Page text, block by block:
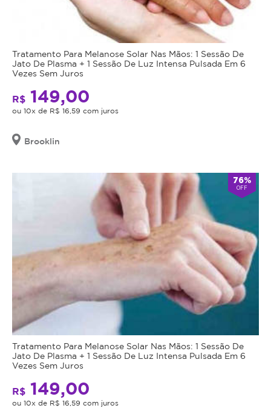
Tratamento Para Melanose Solar Nas Mãos: 1 Sessão De
Jato De Plasma + 1 Sessão De Luz Intensa Pulsada Em 6
Vezes Sem Juros
R$ 149,00
ou 10x de R$ 16,59 com juros
Brooklin
76%
OFF
Tratamento Para Melanose Solar Nas Mãos: 1 Sessão De
Jato De Plasma + 1 Sessão De Luz Intensa Pulsada Em 6
Vezes Sem Juros
R$ 149,00
ou 10x de R$ 16,59 com juros